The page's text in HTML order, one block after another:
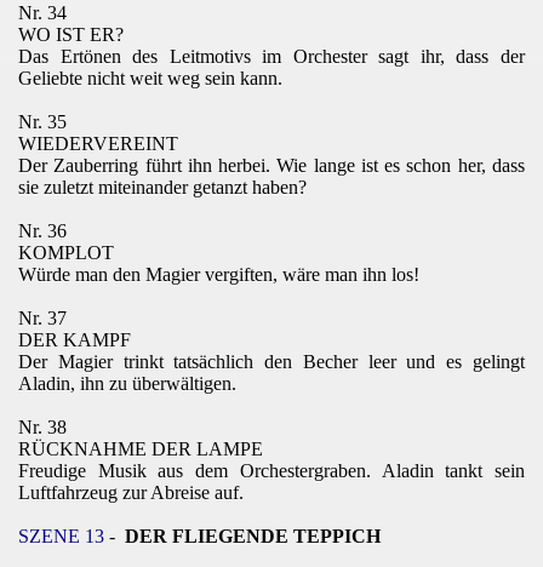
Nr. 34
WO IST ER?
Das Ertönen des Leitmotivs im Orchester sagt ihr, dass der
Geliebte nicht weit weg sein kann.
Nr. 35
WIEDERVEREINT
Der Zauberring führt ihn herbei. Wie lange ist es schon her, dass
sie zuletzt miteinander getanzt haben?
Nr. 36
KOMPLOT
Würde man den Magier vergiften, wäre man ihn los!
Nr. 37
DER KAMPF
Der Magier trinkt tatsächlich den Becher leer und es gelingt
Aladin, ihn zu überwältigen.
Nr. 38
RÜCKNAHME DER LAMPE
Freudige Musik aus dem Orchestergraben. Aladin tankt sein
Luftfahrzeug zur Abreise auf.
SZENE 13 - DER FLIEGENDE TEPPICH